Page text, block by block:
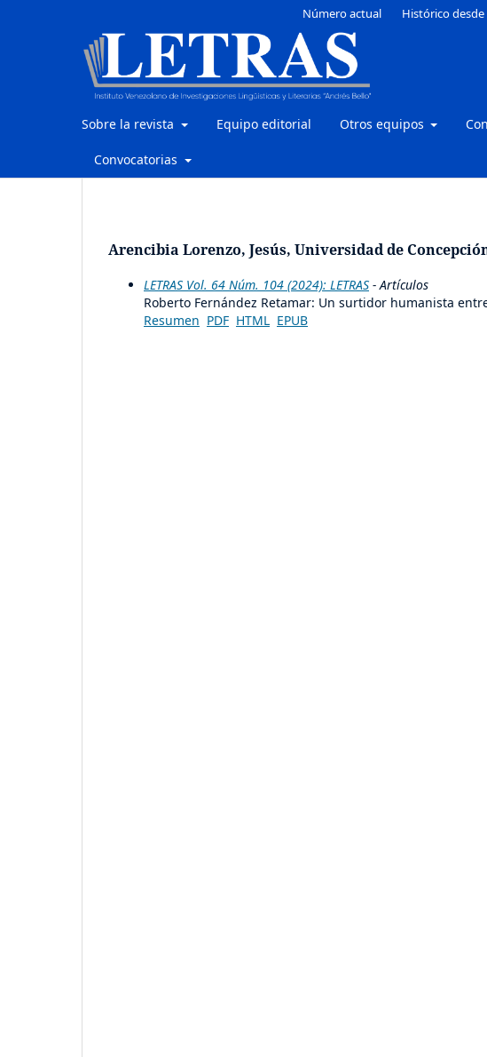
Sobre la revista Equipo editorial Otros equipos
Convocatorias
Número actual Histórico desde
Arencibia Lorenzo, Jesús, Universidad de
LETRAS Vol. 64 Núm. 104 (2024): LETRAS - Artículos
Roberto Fernández Retamar: Un surtidor humanista
Resumen PDF HTML EPUB